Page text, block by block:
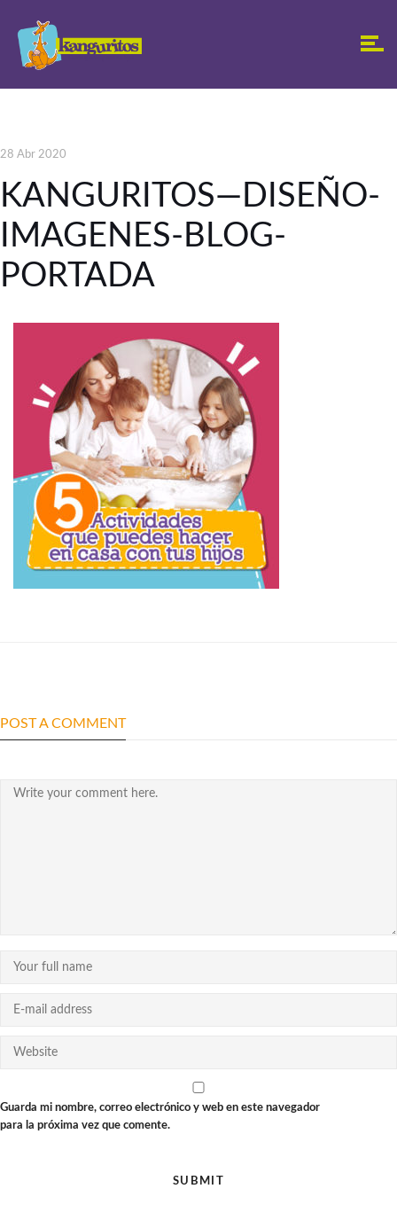
28 Abr 2020
KANGURITOS—DISEÑO-
IMAGENES-BLOG-
PORTADA
POST A COMMENT
Guarda mi nombre, correo electrónico y web en este navegador
para la próxima vez que comente.